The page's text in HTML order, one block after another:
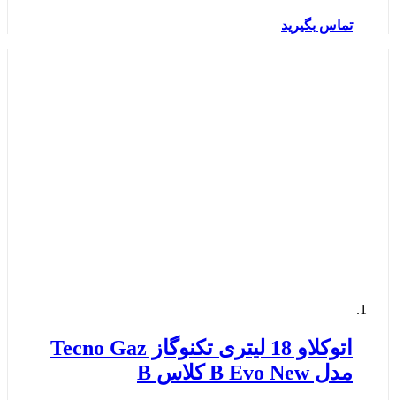
تماس بگیرید
اتوکلاو 18 لیتری تکنوگاز Tecno Gaz
مدل B Evo New کلاس B